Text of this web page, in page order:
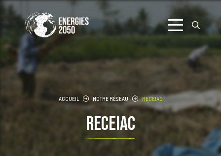
Aller
contenu
ACCUEIL NOTRE RÉSEAU RECEIAC
RECEIAC